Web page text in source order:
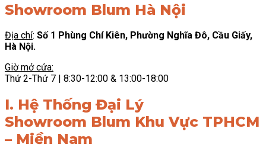
Showroom Blum Hà Nội
Địa chỉ: Số 1 Phùng Chí Kiên, Phường Nghĩa Đô, Cầu Giấy,
Hà Nội.
Giờ mở cửa:
Thứ 2-Thứ 7 | 8:30-12:00 & 13:00-18:00
I. Hệ Thống Đại Lý
Showroom Blum Khu Vực TPHCM
– Miền Nam